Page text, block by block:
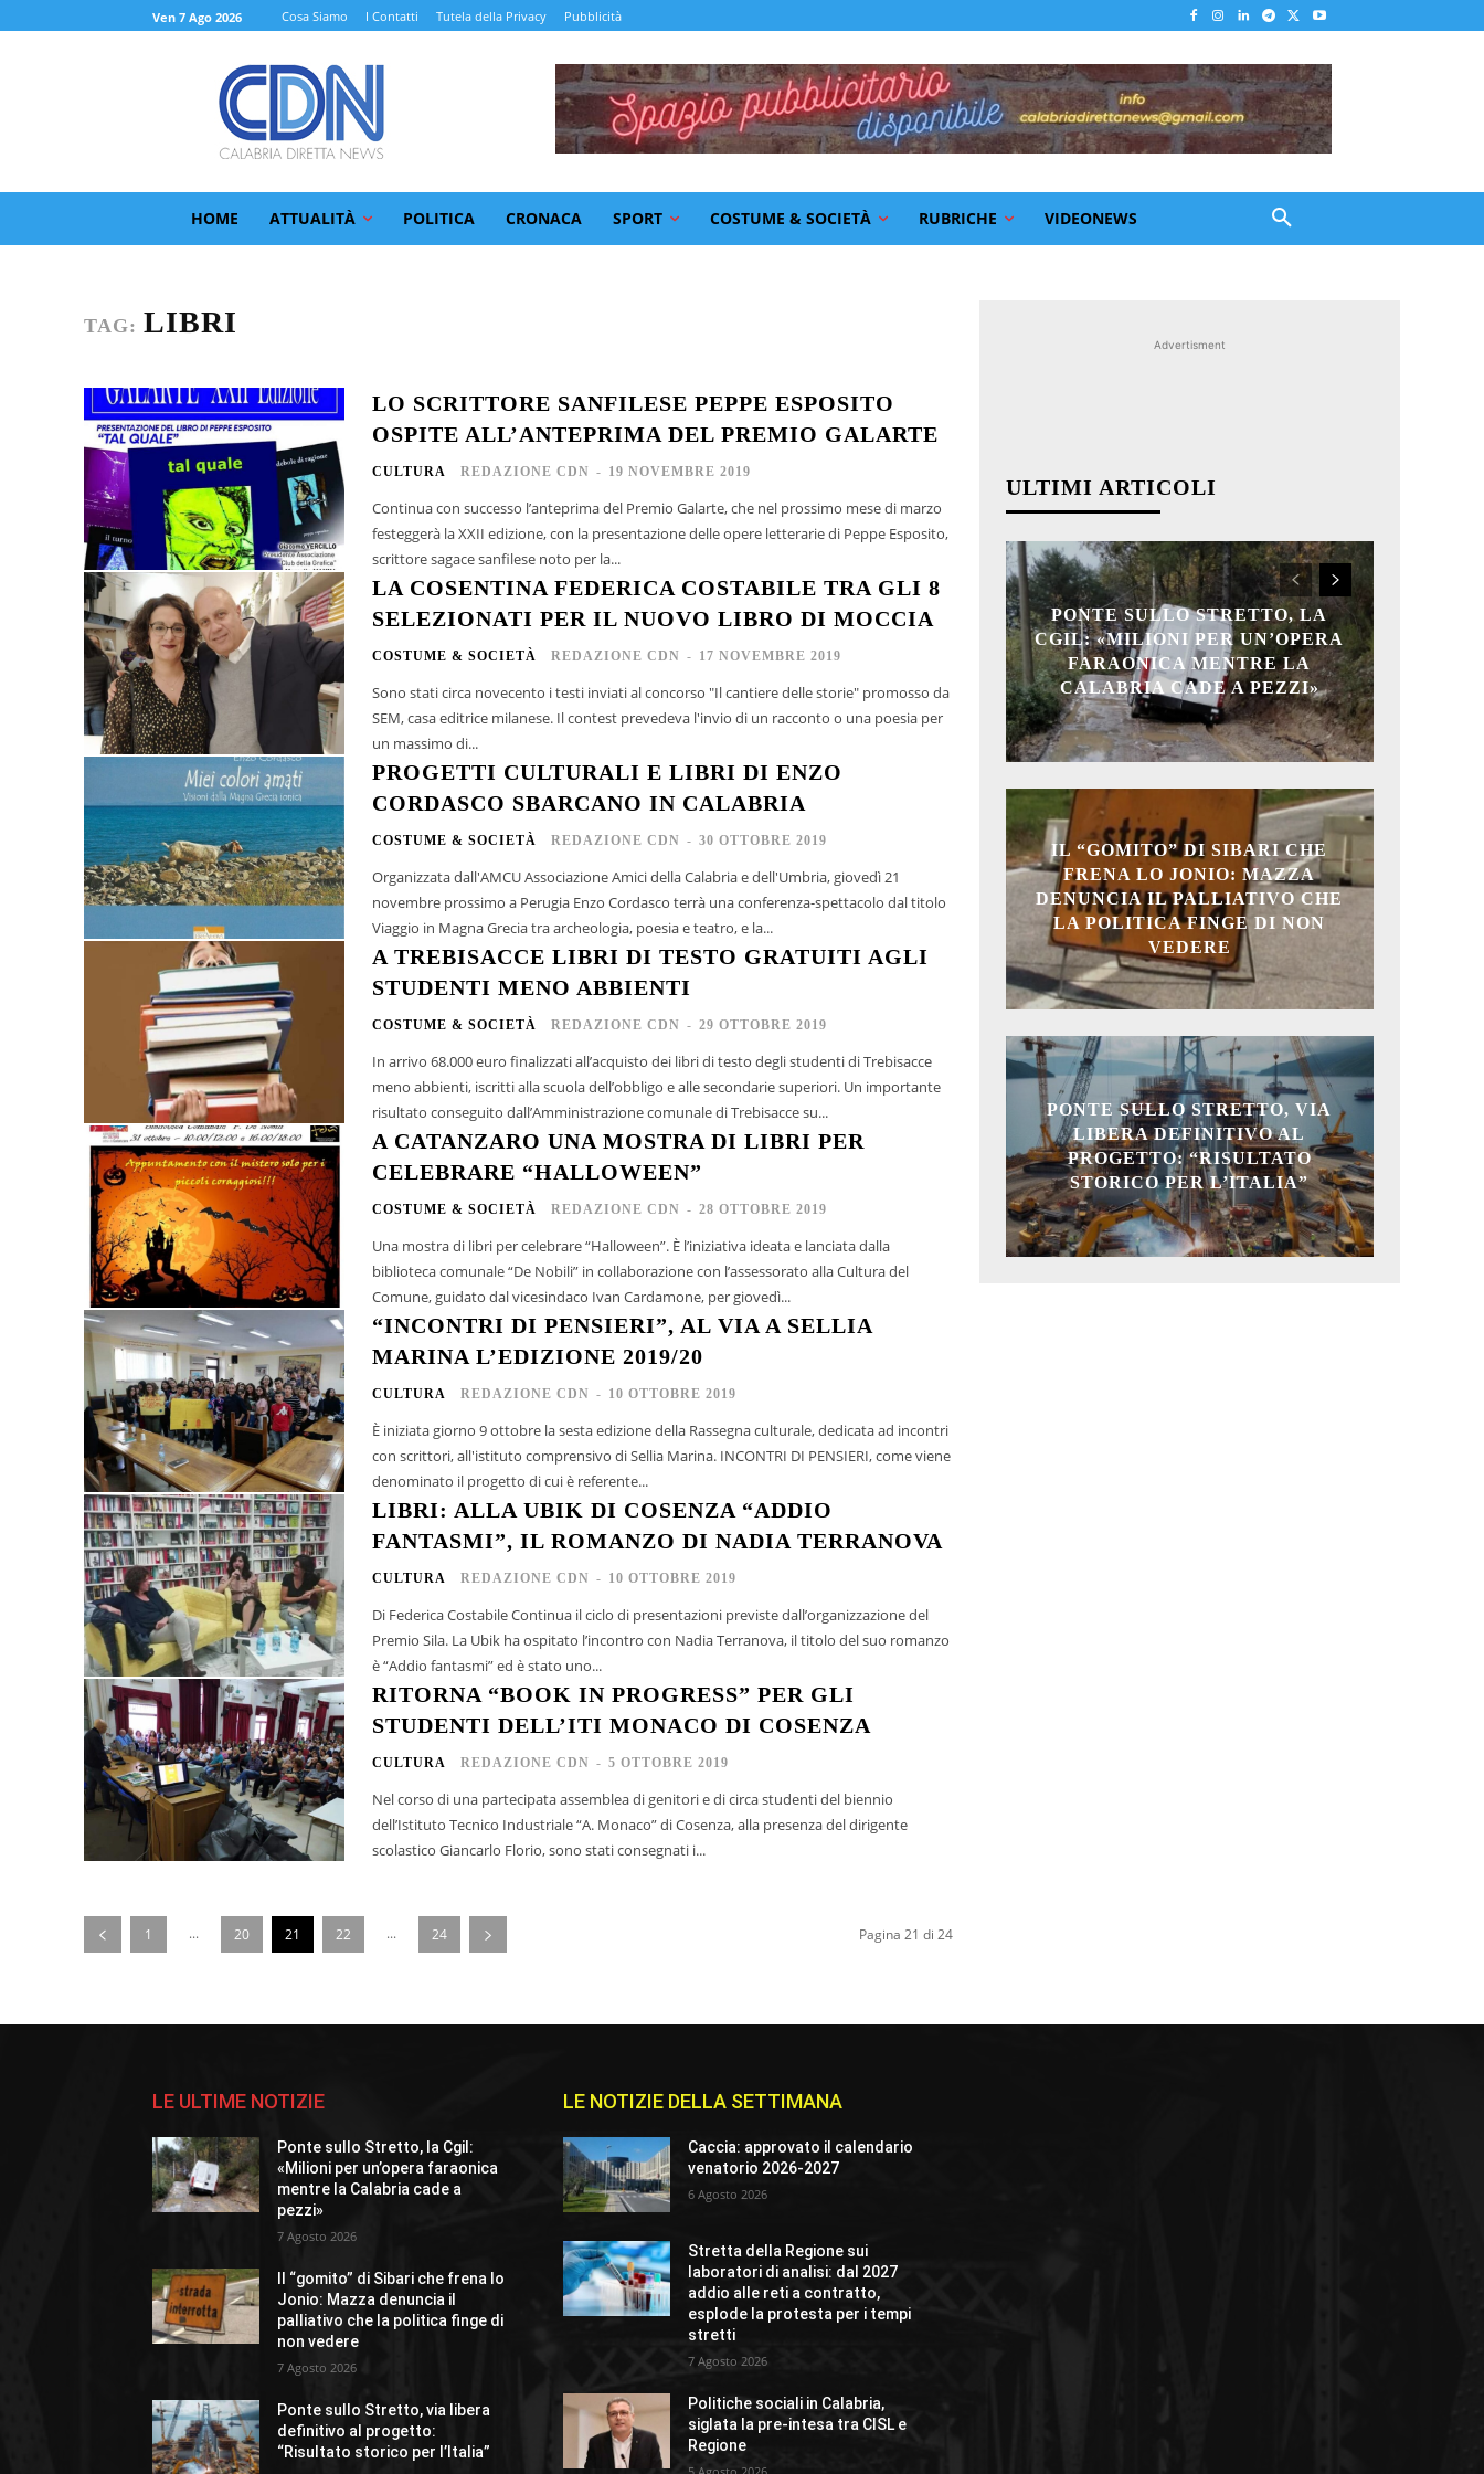
Ven 7 Ago 2026 Cosa Siamo I Contatti Tutela della Privacy Pubblicità
HOME ATTUALITÀ POLITICA CRONACA SPORT COSTUME & SOCIETÀ RUBRICHE VIDEONEWS
TAG: LIBRI
LO SCRITTORE SANFILESE PEPPE ESPOSITO
OSPITE ALL’ANTEPRIMA DEL PREMIO GALARTE
CULTURA REDAZIONE CDN - 19 NOVEMBRE 2019
Continua con successo l’anteprima del Premio Galarte, che nel prossimo mese di marzo
festeggerà la XXII edizione, con la presentazione delle opere letterarie di Peppe Esposito,
scrittore sagace sanfilese noto per la...
LA COSENTINA FEDERICA COSTABILE TRA GLI 8
SELEZIONATI PER IL NUOVO LIBRO DI MOCCIA
COSTUME & SOCIETÀ REDAZIONE CDN - 17 NOVEMBRE 2019
Sono stati circa novecento i testi inviati al concorso "Il cantiere delle storie" promosso da
SEM, casa editrice milanese. Il contest prevedeva l'invio di un racconto o una poesia per
un massimo di...
PROGETTI CULTURALI E LIBRI DI ENZO
CORDASCO SBARCANO IN CALABRIA
COSTUME & SOCIETÀ REDAZIONE CDN - 30 OTTOBRE 2019
Organizzata dall'AMCU Associazione Amici della Calabria e dell'Umbria, giovedì 21
novembre prossimo a Perugia Enzo Cordasco terrà una conferenza-spettacolo dal titolo
Viaggio in Magna Grecia tra archeologia, poesia e teatro, e la...
A TREBISACCE LIBRI DI TESTO GRATUITI AGLI
STUDENTI MENO ABBIENTI
COSTUME & SOCIETÀ REDAZIONE CDN - 29 OTTOBRE 2019
In arrivo 68.000 euro finalizzati all’acquisto dei libri di testo degli studenti di Trebisacce
meno abbienti, iscritti alla scuola dell’obbligo e alle secondarie superiori. Un importante
risultato conseguito dall’Amministrazione comunale di Trebisacce su...
A CATANZARO UNA MOSTRA DI LIBRI PER
CELEBRARE “HALLOWEEN”
COSTUME & SOCIETÀ REDAZIONE CDN - 28 OTTOBRE 2019
Una mostra di libri per celebrare “Halloween”. È l’iniziativa ideata e lanciata dalla
biblioteca comunale “De Nobili” in collaborazione con l’assessorato alla Cultura del
Comune, guidato dal vicesindaco Ivan Cardamone, per giovedì...
“INCONTRI DI PENSIERI”, AL VIA A SELLIA
MARINA L’EDIZIONE 2019/20
CULTURA REDAZIONE CDN - 10 OTTOBRE 2019
È iniziata giorno 9 ottobre la sesta edizione della Rassegna culturale, dedicata ad incontri
con scrittori, all'istituto comprensivo di Sellia Marina. INCONTRI DI PENSIERI, come viene
denominato il progetto di cui è referente...
LIBRI: ALLA UBIK DI COSENZA “ADDIO
FANTASMI”, IL ROMANZO DI NADIA TERRANOVA
CULTURA REDAZIONE CDN - 10 OTTOBRE 2019
Di Federica Costabile Continua il ciclo di presentazioni previste dall’organizzazione del
Premio Sila. La Ubik ha ospitato l’incontro con Nadia Terranova, il titolo del suo romanzo
è “Addio fantasmi” ed è stato uno...
RITORNA “BOOK IN PROGRESS” PER GLI
STUDENTI DELL’ITI MONACO DI COSENZA
CULTURA REDAZIONE CDN - 5 OTTOBRE 2019
Nel corso di una partecipata assemblea di genitori e di circa studenti del biennio
dell’Istituto Tecnico Industriale “A. Monaco” di Cosenza, alla presenza del dirigente
scolastico Giancarlo Florio, sono stati consegnati i...
1 ... 20 21 22 ... 24 Pagina 21 di 24
Advertisment
ULTIMI ARTICOLI
PONTE SULLO STRETTO, LA
CGIL: «MILIONI PER UN’OPERA
FARAONICA MENTRE LA
CALABRIA CADE A PEZZI»
IL “GOMITO” DI SIBARI CHE
FRENA LO JONIO: MAZZA
DENUNCIA IL PALLIATIVO CHE
LA POLITICA FINGE DI NON
VEDERE
PONTE SULLO STRETTO, VIA
LIBERA DEFINITIVO AL
PROGETTO: “RISULTATO
STORICO PER L’ITALIA”
LE ULTIME NOTIZIE
Ponte sullo Stretto, la Cgil:
«Milioni per un’opera faraonica
mentre la Calabria cade a
pezzi»
7 Agosto 2026
Il “gomito” di Sibari che frena lo
Jonio: Mazza denuncia il
palliativo che la politica finge di
non vedere
7 Agosto 2026
Ponte sullo Stretto, via libera
definitivo al progetto:
“Risultato storico per l’Italia”
LE NOTIZIE DELLA SETTIMANA
Caccia: approvato il calendario
venatorio 2026-2027
6 Agosto 2026
Stretta della Regione sui
laboratori di analisi: dal 2027
addio alle reti a contratto,
esplode la protesta per i tempi
stretti
7 Agosto 2026
Politiche sociali in Calabria,
siglata la pre-intesa tra CISL e
Regione